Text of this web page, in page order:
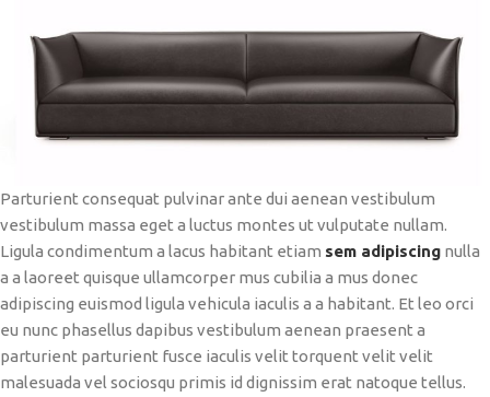
Parturient consequat pulvinar ante dui aenean vestibulum
vestibulum massa eget a luctus montes ut vulputate nullam.
Ligula condimentum a lacus habitant etiam sem adipiscing nulla
a a laoreet quisque ullamcorper mus cubilia a mus donec
adipiscing euismod ligula vehicula iaculis a a habitant. Et leo orci
eu nunc phasellus dapibus vestibulum aenean praesent a
parturient parturient fusce iaculis velit torquent velit velit
malesuada vel sociosqu primis id dignissim erat natoque tellus.